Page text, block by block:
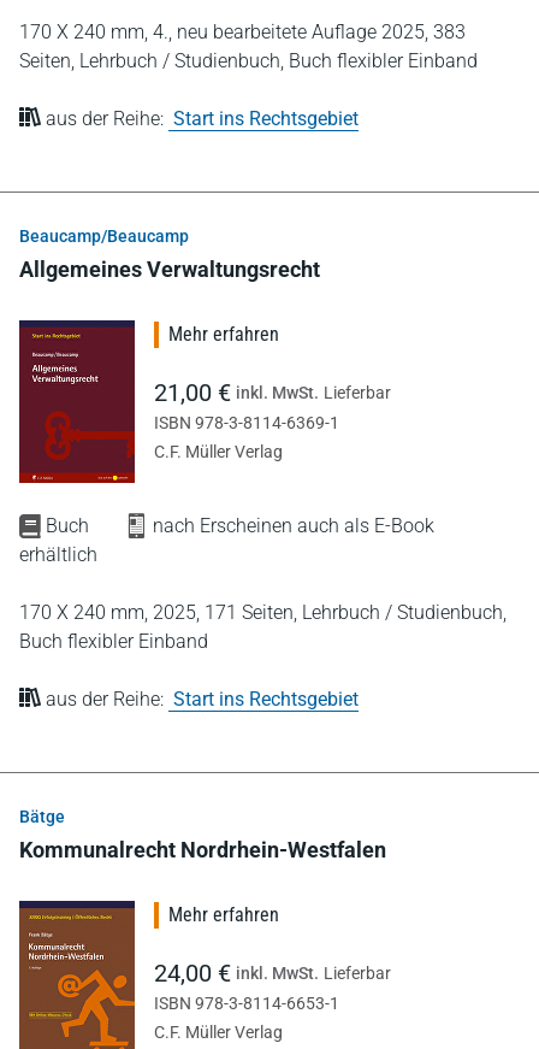
170 X 240 mm, 4., neu bearbeitete Auflage 2025, 383
Seiten, Lehrbuch / Studienbuch, Buch flexibler Einband
aus der Reihe: Start ins Rechtsgebiet
Beaucamp/Beaucamp
Allgemeines Verwaltungsrecht
Buch
nach Erscheinen auch als E-Book
erhältlich
170 X 240 mm, 2025, 171 Seiten, Lehrbuch / Studienbuch,
Buch flexibler Einband
aus der Reihe: Start ins Rechtsgebiet
Mehr erfahren
21,00 € inkl. MwSt. Lieferbar
ISBN 978-3-8114-6369-1
C.F. Müller Verlag
Bätge
Kommunalrecht Nordrhein-Westfalen
Mehr erfahren
24,00 € inkl. MwSt. Lieferbar
ISBN 978-3-8114-6653-1
C.F. Müller Verlag